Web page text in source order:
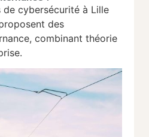
de cybersécurité à Lille
des
combinant théorie